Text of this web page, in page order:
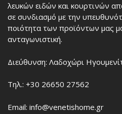
λευκών ειδών και κουρτινών
σε συνδιασμό με την
ποιότητα των προϊόντων μας
ανταγωνιστική.
Διεύθυνση: Λαδοχώρι
Τηλ.: +30 26650 27562
Email: info@venetishome.gr